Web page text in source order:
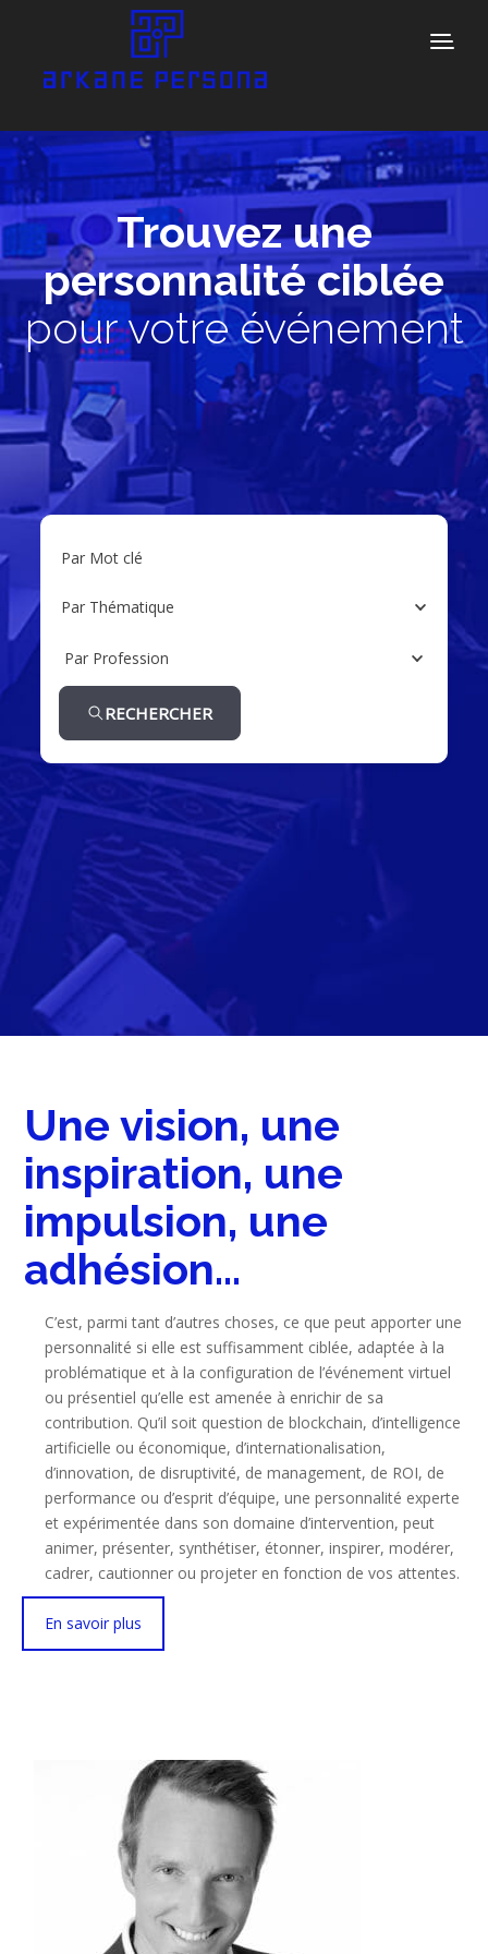
Trouvez une
personnalité ciblée
pour votre événement
Par Mot clé
Par Thématique
Par Profession
RECHERCHER
Une vision, une
inspiration, une
impulsion, une
adhésion…
C’est, parmi tant d’autres choses, ce que peut apporter une
personnalité si elle est suffisamment ciblée, adaptée à la
problématique et à la configuration de l’événement virtuel
ou présentiel qu’elle est amenée à enrichir de sa
contribution. Qu’il soit question de blockchain, d’intelligence
artificielle ou économique, d’internationalisation,
d’innovation, de disruptivité, de management, de ROI, de
performance ou d’esprit d’équipe, une personnalité experte
et expérimentée dans son domaine d’intervention, peut
animer, présenter, synthétiser, étonner, inspirer, modérer,
cadrer, cautionner ou projeter en fonction de vos attentes.
En savoir plus